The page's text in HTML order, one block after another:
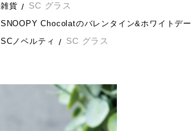
雑貨 SC グラス
SNOOPY Chocolatのバレンタイン&ホワイトデー
SCノベルティ SC グラス